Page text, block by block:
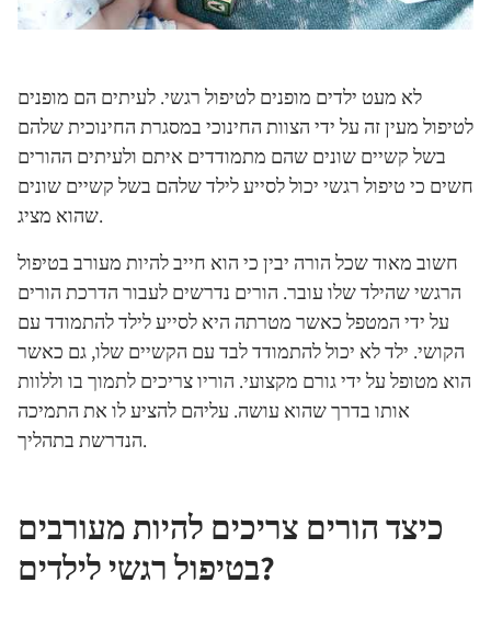
לא מעט ילדים מופנים לטיפול רגשי. לעיתים הם מופנים
לטיפול מעין זה על ידי הצוות החינוכי במסגרת החינוכית שלהם
בשל קשיים שונים שהם מתמודדים איתם ולעיתים ההורים
חשים כי טיפול רגשי יכול לסייע לילד שלהם בשל קשיים שונים
שהוא מציג.
חשוב מאוד שכל הורה יבין כי הוא חייב להיות מעורב בטיפול
הרגשי שהילד שלו עובר. הורים נדרשים לעבור הדרכת הורים
על ידי המטפל כאשר מטרתה היא לסייע לילד להתמודד עם
הקושי. ילד לא יכול להתמודד לבד עם הקשיים שלו, גם כאשר
הוא מטופל על ידי גורם מקצועי. הוריו צריכים לתמוך בו וללוות
אותו בדרך שהוא עושה. עליהם להציע לו את התמיכה
הנדרשת בתהליך.
כיצד הורים צריכים להיות מעורבים
בטיפול רגשי לילדים?